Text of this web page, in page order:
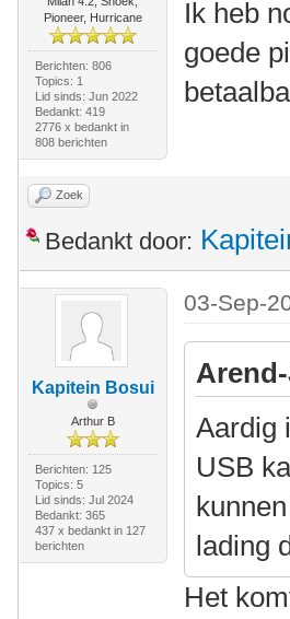
Pioneer, Hurricane
Berichten: 806
Topics: 1
Lid sinds: Jun 2022
Bedankt: 419
2776 x bedankt in
808 berichten
Ik heb
goede
Zoek
Bedankt door:
Kapitein Bosui
Arthur B
Berichten: 125
Topics: 5
Lid sinds: Jul 2024
Bedankt: 365
437 x bedankt in 127
berichten
03-Sep-
Aardig
USB
lading
Het